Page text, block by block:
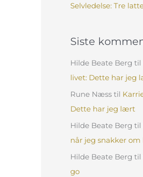
Selvledelse: Tre
Siste
Hilde Beate Berg til
livet: Dette har jeg
Rune Næss til
Dette har jeg lært
Hilde Beate Berg til
når jeg snakker om
Hilde Beate Berg til
go